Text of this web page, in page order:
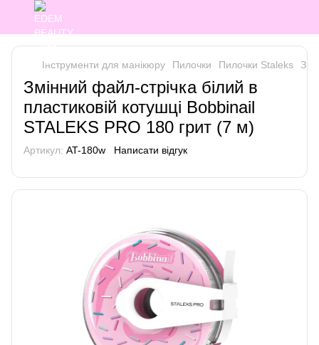
Інструменти для манікюру Пилочки Пилочки Staleks
Змінний файл-стрічка білий в
пластиковій котушці Bobbinail
STALEKS PRO 180 грит (7 м)
Артикул: AT-180w Написати відгук